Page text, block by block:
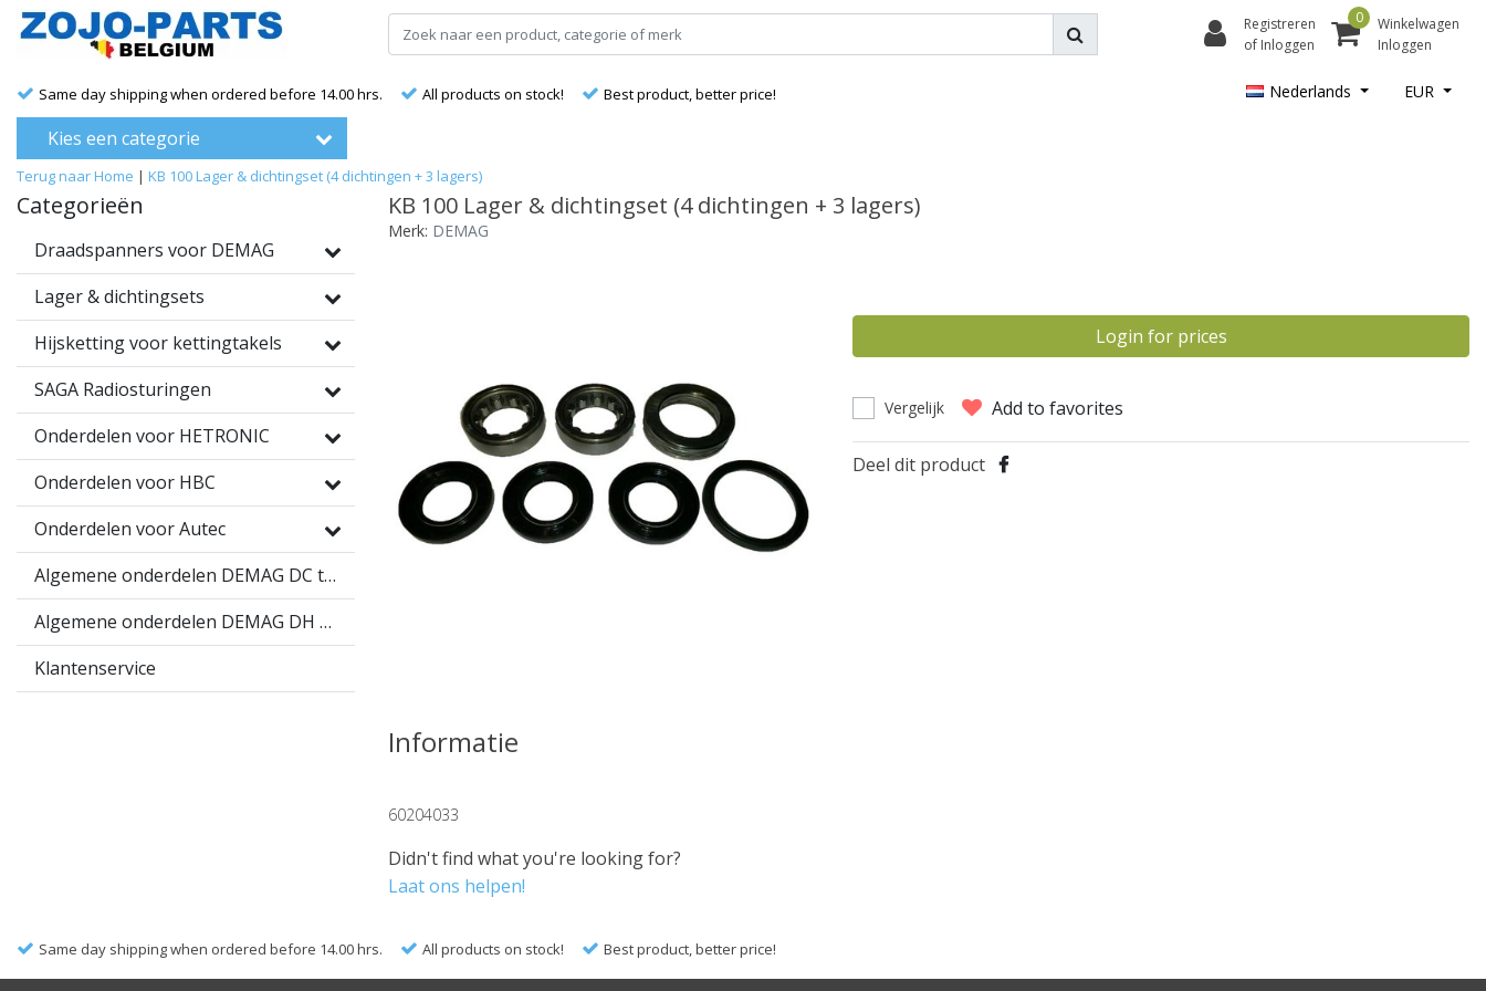
Registreren
of Inloggen
0
Winkelwagen
Inloggen
Same day shipping when ordered before 14.00 hrs. All products on stock! Best product, better price! Nederlands EUR
Kies een categorie
Terug naar Home | KB 100 Lager & dichtingset (4 dichtingen + 3 lagers)
Categorieën
Draadspanners voor DEMAG
Lager & dichtingsets
Hijsketting voor kettingtakels
SAGA Radiosturingen
Onderdelen voor HETRONIC
Onderdelen voor HBC
Onderdelen voor Autec
Algemene onderdelen DEMAG DC takel
Algemene onderdelen DEMAG DH takel
Klantenservice
KB 100 Lager & dichtingset (4 dichtingen + 3 lagers)
Merk: DEMAG
Login for prices
Vergelijk Add to favorites
Deel dit product
Informatie
60204033
Didn't find what you're looking for?
Laat ons helpen!
Same day shipping when ordered before 14.00 hrs. All products on stock! Best product, better price!